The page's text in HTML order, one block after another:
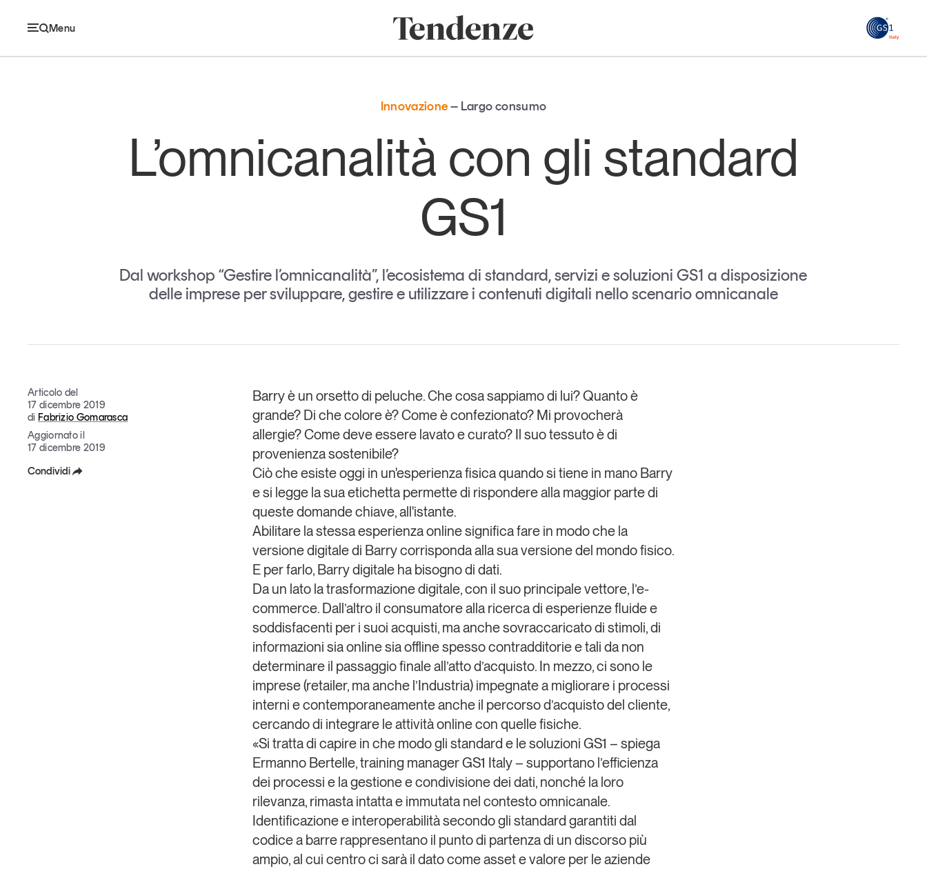
Menu
GS1
Economia e consumi
Retail e brand
Sostenibilità
Magazine
Opinioni
Dossier
Interviste
Comunicati stampa
Podcast
Studi e ricerche
ricerche
Tutti gli
Chi siamo
Newsletter
Iscriviti
Tendenze è il magazine di GS1 Italy che racconta in modo
indipendente il cambiamento e le sfide del largo consumo e
dell’economia a professionisti e consumatori
Tendenze GS1 Italy
Innovazione Largo consumo
L’omnicanalità con gli standard
GS1
Dal workshop “Gestire l’omnicanalità”, l’ecosistema di standard, servizi e soluzioni GS1 a disposizione
delle imprese per sviluppare, gestire e utilizzare i contenuti digitali nello scenario omnicanale
Articolo del
17 dicembre 2019
di Fabrizio Gomarasca
Aggiornato il
17 dicembre 2019
Condividi
Barry è un orsetto di peluche. Che cosa sappiamo di lui? Quanto è
grande? Di che colore è? Come è confezionato? Mi provocherà
allergie? Come deve essere lavato e curato? Il suo tessuto è di
provenienza sostenibile?
Ciò che esiste oggi in un'esperienza fisica quando si tiene in mano Barry
e si legge la sua etichetta permette di rispondere alla maggior parte di
queste domande chiave, all'istante.
Abilitare la stessa esperienza onlinesignifica fare in modo che la
versione digitale di Barry corrisponda alla sua versione del mondo fisico.
E per farlo, Barry digitale ha bisogno di dati.
Da un lato la trasformazione digitale, con il suo principale vettore, l’e-
commerce. Dall’altro il consumatore alla ricerca di esperienzefluide e
soddisfacenti per i suoi acquisti, ma anche sovraccaricato di stimoli, di
informazioni sia online sia offline spesso contradditorie e tali da non
determinare il passaggio finale all’atto d’acquisto. In mezzo, ci sono le
imprese (retailer, ma anche l’Industria) impegnate a migliorare i processi
interni e contemporaneamente anche il percorso d’acquisto del cliente,
cercando di integrare le attività online con quelle fisiche.
«Si tratta di capire in che modo gli standard e le soluzioni GS1 – spiega
Ermanno Bertelle, training managerGS1 Italy– supportano l’efficienza
dei processi e la gestione e condivisione dei dati, nonché la loro
rilevanza, rimasta intatta e immutata nel contesto omnicanale.
Identificazione e interoperabilità secondo gli standard garantiti dal
codice a barre rappresentano il punto di partenza di un discorso più
ampio, al cui centro ci sarà il dato come asset e valore per le aziende